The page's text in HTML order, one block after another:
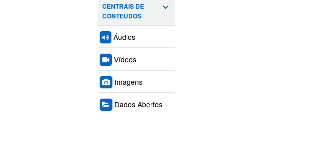
CENTRAIS DE
CONTEÚDOS
Áudios
Vídeos
Imagens
Dados Abertos